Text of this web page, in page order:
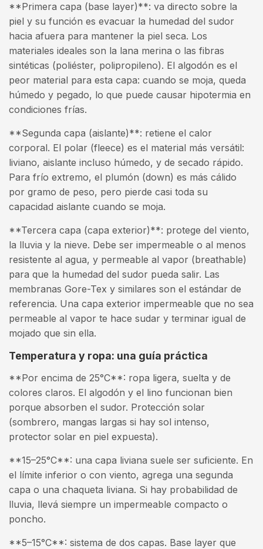
**Primera capa (base layer)**: va directo sobre la
piel y su función es evacuar la humedad del sudor
hacia afuera para mantener la piel seca. Los
materiales ideales son la lana merina o las fibras
sintéticas (poliéster, polipropileno). El algodón es el
peor material para esta capa: cuando se moja, queda
húmedo y pegado, lo que puede causar hipotermia en
condiciones frías.
**Segunda capa (aislante)**: retiene el calor
corporal. El polar (fleece) es el material más versátil:
liviano, aislante incluso húmedo, y de secado rápido.
Para frío extremo, el plumón (down) es más cálido
por gramo de peso, pero pierde casi toda su
capacidad aislante cuando se moja.
**Tercera capa (capa exterior)**: protege del viento,
la lluvia y la nieve. Debe ser impermeable o al menos
resistente al agua, y permeable al vapor (breathable)
para que la humedad del sudor pueda salir. Las
membranas Gore-Tex y similares son el estándar de
referencia. Una capa exterior impermeable que no sea
permeable al vapor te hace sudar y terminar igual de
mojado que sin ella.
Temperatura y ropa: una guía práctica
**Por encima de 25°C**: ropa ligera, suelta y de
colores claros. El algodón y el lino funcionan bien
porque absorben el sudor. Protección solar
(sombrero, mangas largas si hay sol intenso,
protector solar en piel expuesta).
**15–25°C**: una capa liviana suele ser suficiente. En
el límite inferior o con viento, agrega una segunda
capa o una chaqueta liviana. Si hay probabilidad de
lluvia, llevá siempre un impermeable compacto o
poncho.
**5–15°C**: sistema de dos capas. Base layer que